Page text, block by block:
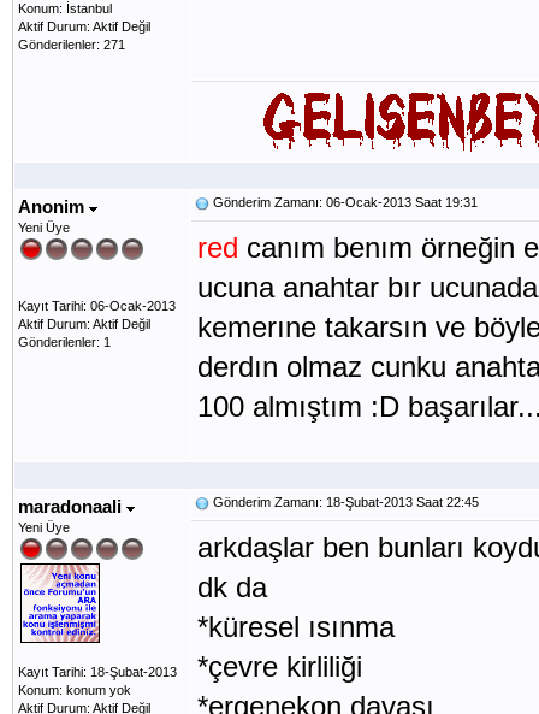
Konum: İstanbul
Aktif Durum: Aktif Değil
Gönderilenler: 271
Anonim
Yeni Üye
Kayıt Tarihi: 06-Ocak-2013
Aktif Durum: Aktif Değil
Gönderilenler: 1
Gönderim Zamanı: 06-Ocak-2013 Saat 19:31
red canım benım örneğin
ucuna anahtar bır
kemerıne takarsın ve
derdın olmaz cunku
100 almıştım :D
maradonaali
Yeni Üye
Kayıt Tarihi: 18-Şubat-2013
Konum: konum yok
Aktif Durum: Aktif Değil
Gönderim Zamanı: 18-Şubat-2013 Saat 22:45
arkdaşlar ben bunları
dk da
*küresel ısınma
*çevre kirliliği
*ergenekon davası